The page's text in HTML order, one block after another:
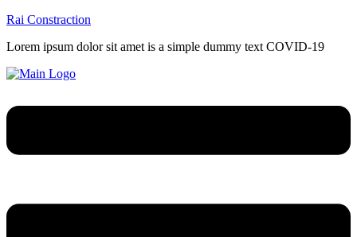
Rai Constraction
Lorem ipsum dolor sit amet is a simple dummy text COVID-19